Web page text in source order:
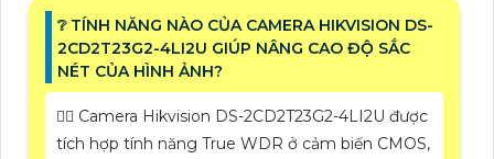
❔ TÍNH NĂNG NÀO CỦA CAMERA HIKVISION DS-
2CD2T23G2-4LI2U GIÚP NÂNG CAO ĐỘ SẮC
NÉT CỦA HÌNH ẢNH?
🙆‍♀️ Camera Hikvision DS-2CD2T23G2-4LI2U được
tích hợp tính năng True WDR ở cảm biến CMOS,